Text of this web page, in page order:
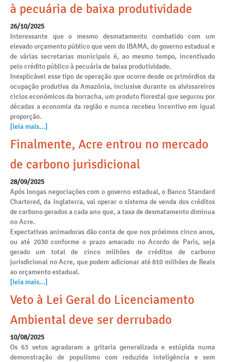
à pecuária de baixa produtividade
26/10/2025
Interessante que o mesmo desmatamento combatido com um
elevado orçamento público que vem do IBAMA, do governo estadual e
de várias secretarias municipais é, ao mesmo tempo, incentivado
pelo crédito público à pecuária de baixa produtividade.
Inexplicável esse tipo de operação que ocorre desde os primórdios da
ocupação produtiva da Amazônia, inclusive durante os alvissareiros
ciclos econômicos da borracha, um produto florestal que segurou por
décadas a economia da região e nunca recebeu incentivo em igual
proporção.
[leia mais...]
Finalmente, Acre entrou no mercado
de carbono jurisdicional
28/09/2025
Após longas negociações com o governo estadual, o Banco Standard
Chartered, da Inglaterra, vai operar o sistema de venda dos créditos
de carbono gerados a cada ano que, a taxa de desmatamento diminua
no Acre.
Expectativas animadoras dão conta de que nos próximos cinco anos,
ou até 2030 conforme o prazo amarado no Acordo de Paris, seja
gerado um total de cinco milhões de créditos de carbono
jurisdicional no Acre, que podem adicionar até 810 milhões de Reais
ao orçamento estadual.
[leia mais...]
Veto à Lei Geral do Licenciamento
Ambiental deve ser derrubado
10/08/2025
Os 63 vetos agradaram a gritaria generalizada e estúpida numa
demonstração de populismo com reduzida inteligência e sem